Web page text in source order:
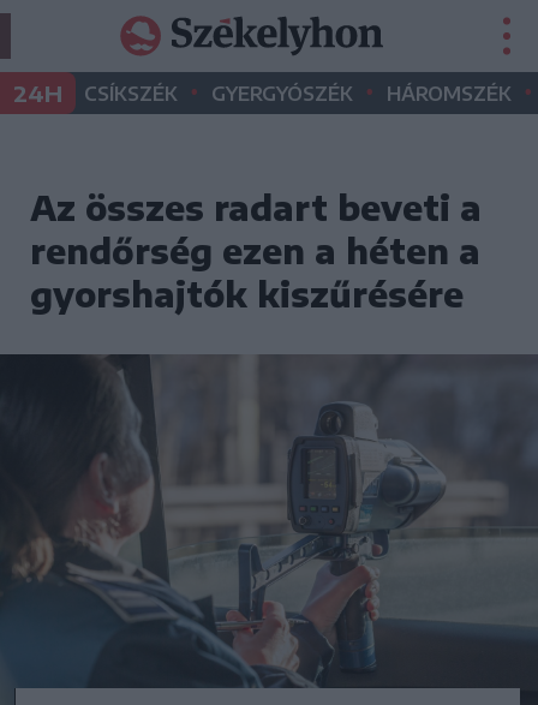
24H CSÍKSZÉK • GYERGYÓSZÉK • HÁROMSZÉK •
Az összes radart beveti a
rendőrség ezen a héten a
gyorshajtók kiszűrésére